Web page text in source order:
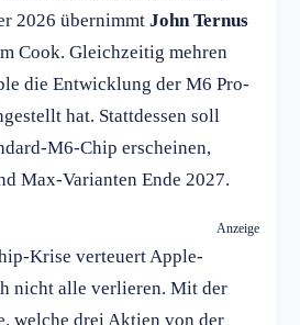
2026 übernimmt John Ternus
Cook. Gleichzeitig mehren
die Entwicklung der M6 Pro-
hat. Stattdessen soll
M6-Chip erscheinen,
Max-Varianten Ende 2027.
Anzeige
Krise verteuert Apple-
nicht alle verlieren. Mit der
welche drei Aktien von der